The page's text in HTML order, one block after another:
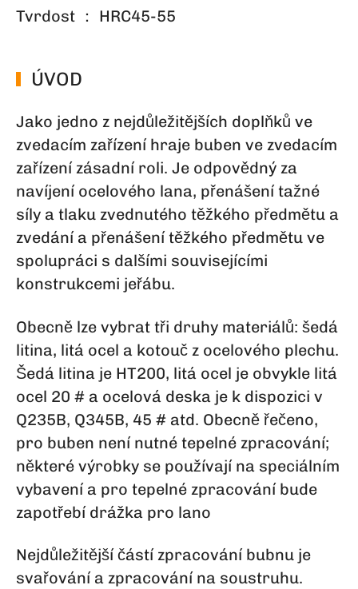
Tvrdost ： HRC45-55
ÚVOD
Jako jedno z nejdůležitějších doplňků ve
zvedacím zařízení hraje buben ve zvedacím
zařízení zásadní roli. Je odpovědný za
navíjení ocelového lana, přenášení tažné
síly a tlaku zvednutého těžkého předmětu a
zvedání a přenášení těžkého předmětu ve
spolupráci s dalšími souvisejícími
konstrukcemi jeřábu.
Obecně lze vybrat tři druhy materiálů: šedá
litina, litá ocel a kotouč z ocelového plechu.
Šedá litina je HT200, litá ocel je obvykle litá
ocel 20 # a ocelová deska je k dispozici v
Q235B, Q345B, 45 # atd. Obecně řečeno,
pro buben není nutné tepelné zpracování;
některé výrobky se používají na speciálním
vybavení a pro tepelné zpracování bude
zapotřebí drážka pro lano
Nejdůležitější částí zpracování bubnu je
svařování a zpracování na soustruhu.